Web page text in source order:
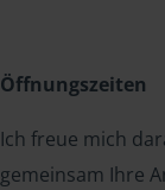
Öffnungszeiten
Ich freue mich
gemeinsam Ihre